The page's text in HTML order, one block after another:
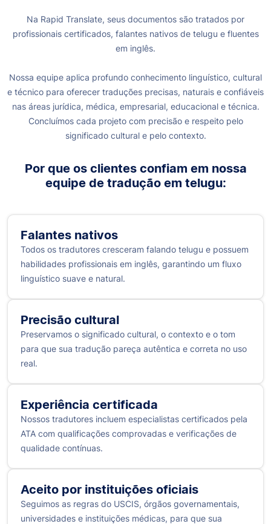
Na Rapid Translate, seus documentos são tratados por
profissionais certificados, falantes nativos de telugu e fluentes
em inglês.
Nossa equipe aplica profundo conhecimento linguístico, cultural
e técnico para oferecer traduções precisas, naturais e confiáveis
nas áreas jurídica, médica, empresarial, educacional e técnica.
Concluímos cada projeto com precisão e respeito pelo
significado cultural e pelo contexto.
Por que os clientes confiam em nossa
equipe de tradução em telugu:
Falantes nativos
Todos os tradutores cresceram falando telugu e possuem
habilidades profissionais em inglês, garantindo um fluxo
linguístico suave e natural.
Precisão cultural
Preservamos o significado cultural, o contexto e o tom
para que sua tradução pareça autêntica e correta no uso
real.
Experiência certificada
Nossos tradutores incluem especialistas certificados pela
ATA com qualificações comprovadas e verificações de
qualidade contínuas.
Aceito por instituições oficiais
Seguimos as regras do USCIS, órgãos governamentais,
universidades e instituições médicas, para que sua